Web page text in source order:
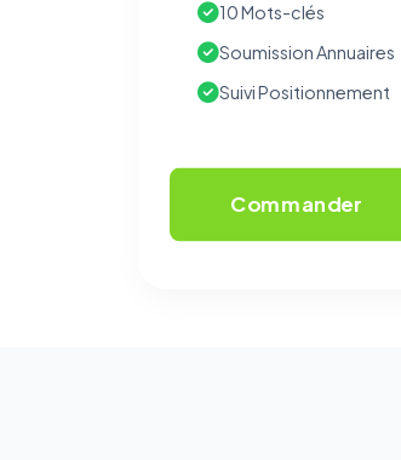
10 Mots-clés
Soumission Annuaires
Suivi Positionnement
Commander